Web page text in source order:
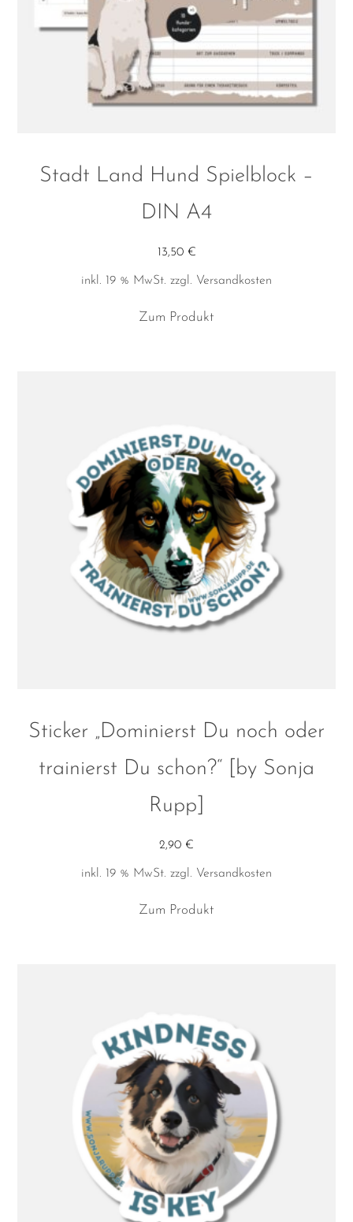
Produktseite
werden
Stadt Land Hund Spielblock –
DIN A4
13,50 €
inkl. 19 % MwSt. zzgl. Versandkosten
Zum Produkt
Sticker „Dominierst Du noch oder
trainierst Du schon?“ [by Sonja
Rupp]
2,90 €
inkl. 19 % MwSt. zzgl. Versandkosten
Zum Produkt